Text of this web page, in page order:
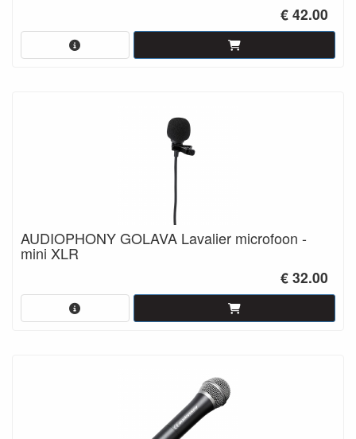
€ 42.00
AUDIOPHONY GOLAVA Lavalier microfoon -
mini XLR
€ 32.00